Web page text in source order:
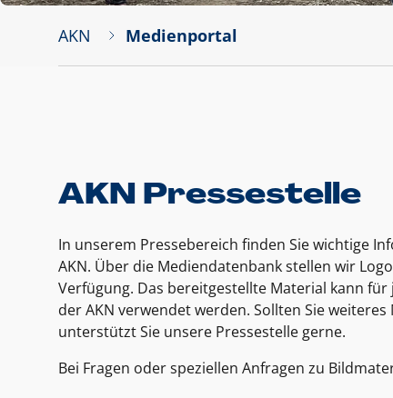
AKN Medienportal
AKN Pressestelle
In unserem Pressebereich finden Sie wichtige
AKN. Über die Mediendatenbank stellen wir
Verfügung. Das bereitgestellte Material kann
der AKN verwendet werden. Sollten Sie
unterstützt Sie unsere Pressestelle gerne.
Bei Fragen oder speziellen Anfragen zu